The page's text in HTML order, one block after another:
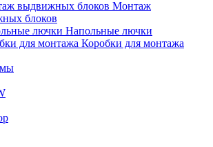
Монтаж
блоков
Напольные лючки
Коробки для монтажа